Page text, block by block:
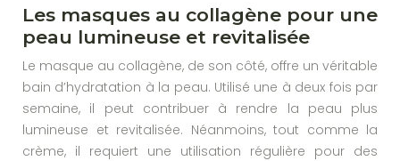
Les masques au collagène pour une
peau lumineuse et revitalisée
Le masque au collagène, de son côté, offre un véritable
bain d’hydratation à la peau. Utilisé une à deux fois par
semaine, il peut contribuer à rendre la peau plus
lumineuse et revitalisée. Néanmoins, tout comme la
crème, il requiert une utilisation régulière pour des